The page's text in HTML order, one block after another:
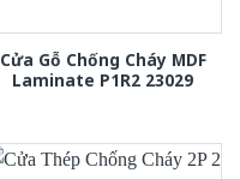
Cửa Gỗ Chống Cháy MDF
Laminate P1R2 23029